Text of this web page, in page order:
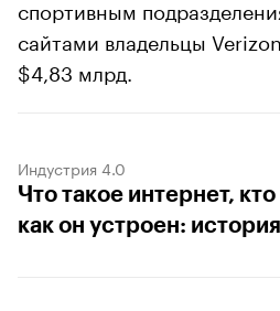
спортивным
сайтами владельцы
$4,83 млрд.
Индустрия 4.0
Что такое интернет,
как он устроен: